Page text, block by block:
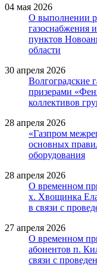
04 мая 2026
О выполнении
газоснабжения
пунктов
области
30 апреля 2026
Волгоградские
призерами
коллективов
28 апреля 2026
«Газпром
основных
оборудования
28 апреля 2026
О временном
х. Хвощинка
в связи с
27 апреля 2026
О временном
абонентов п.
связи с